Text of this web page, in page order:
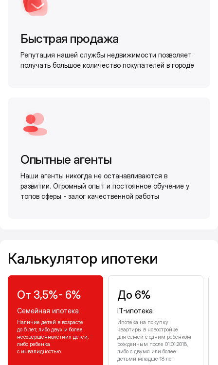
Быстрая продажа
Репутация нашей службы недвижимости позволяет
получать большое количество покупателей в городе
Опытные агенты
Наши агенты никогда не останавливаются в
развитии. Огромный опыт и постоянное обучение у
топов сферы - залог качественной работы
Калькулятор ипотеки
От 3,5%- 6%
Семейная ипотека
Наличие детей в возрасте
до 6 лет, либо двух и более
несовершеннолетних детей,
либо ребенка
с инвалидностью.
До 6%
IT-ипотека
Ипотека на покупку
квартиры в новостройке
для семей с одним ребенком
рожденным после 01.01.2018,
либо с двумя или более
детьми младше 18 лет